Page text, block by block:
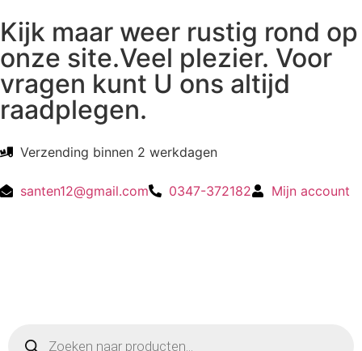
Kijk maar weer rustig rond op
onze site.Veel plezier. Voor
vragen kunt U ons altijd
raadplegen.
Verzending binnen 2 werkdagen
santen12@gmail.com 0347-372182 Mijn account